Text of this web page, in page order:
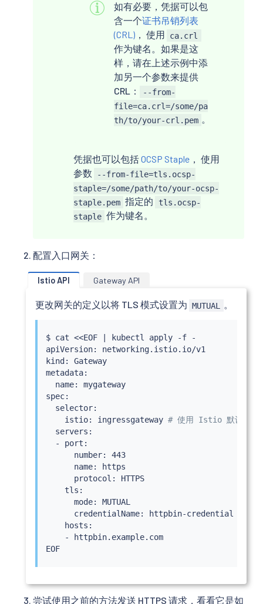
如有必要，凭据可以包
含一个证书吊销列表
(CRL) ， 使用 ca.crl
作为键名。如果是这
样，请在上述示例中添
加另一个参数来提供
CRL：
--from-
file=ca.crl=/some/pa
th/to/your-crl.pem 。
凭据也可以包括OCSP Staple ， 使用
参数
--from-file=tls.ocsp-
staple=/some/path/to/your-ocsp-
staple.pem 指定的
tls.ocsp-
staple 作为键名。
配置入口网关：
Istio API Gateway API
更改网关的定义以将 TLS 模式设置为 MUTUAL 。
$ cat <<EOF kubectl apply -f -
apiVersion: networking.istio.io/v1
kind: Gateway
metadata:
  name: mygateway
spec:
  selector:
    istio: ingressgateway
# 使用 Istio 默认入口
  servers:
  - port:
      number: 443
      name: https
      protocol: HTTPS
    tls:
      mode: MUTUAL
      credentialName: httpbin-credential
    hosts:
    - httpbin.example.com
EOF
尝试使用之前的方法发送 HTTPS 请求，看看它是如